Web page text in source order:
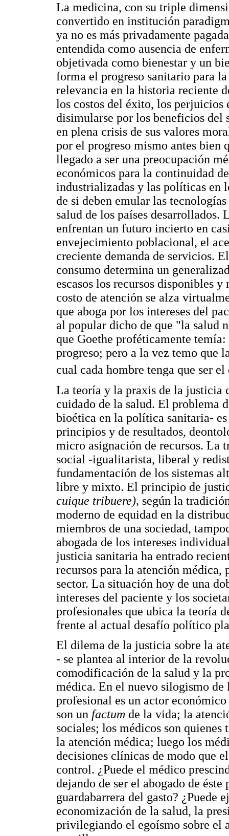
La medicina, con su triple
convertido en institución
ya no es más privadamente
entendida como ausencia de
objetivada como bienestar y un
forma el progreso sanitario para
relevancia en la historia reciente
los costos del éxito, los perjuicios
disimularse por los beneficios del
en plena crisis de sus valores
por el progreso mismo antes bien
llegado a ser una preocupación
económicos para la continuidad
industrializadas y las políticas en
de si deben emular las
salud de los países
enfrentan un futuro incierto en
envejecimiento poblacional, el
creciente demanda de servicios.
consumo determina un
escasos los recursos disponibles
costo de atención se alza
que aboga por los intereses del
al popular dicho de que "la salud
que Goethe proféticamente
progreso; pero a la vez temo que
cual cada hombre tenga que ser
La teoría y la praxis de la justicia
cuidado de la salud. El problema
bioética en la política sanitaria-
principios y de resultados,
micro asignación de recursos. La
social -igualitarista, liberal y
fundamentación de los sistemas
libre y mixto. El principio de
cuique tribuere), según la
moderno de equidad en la
miembros de una sociedad,
abogada de los intereses
justicia sanitaria ha entrado
recursos para la atención médica,
sector. La situación hoy de una
intereses del paciente y los
profesionales que ubica la teoría
frente al actual desafío político
El dilema de la justicia sobre la
- se plantea al interior de la
comodificación de la salud y la
médica. En el nuevo silogismo
profesional es un actor
son un factum de la vida; la
sociales; los médicos son quienes
la atención médica; luego los
decisiones clínicas de modo que
control. ¿Puede el médico
dejando de ser el abogado de
guardabarrera del gasto? ¿Puede
economización de la salud, la
privilegiando el egoísmo sobre el